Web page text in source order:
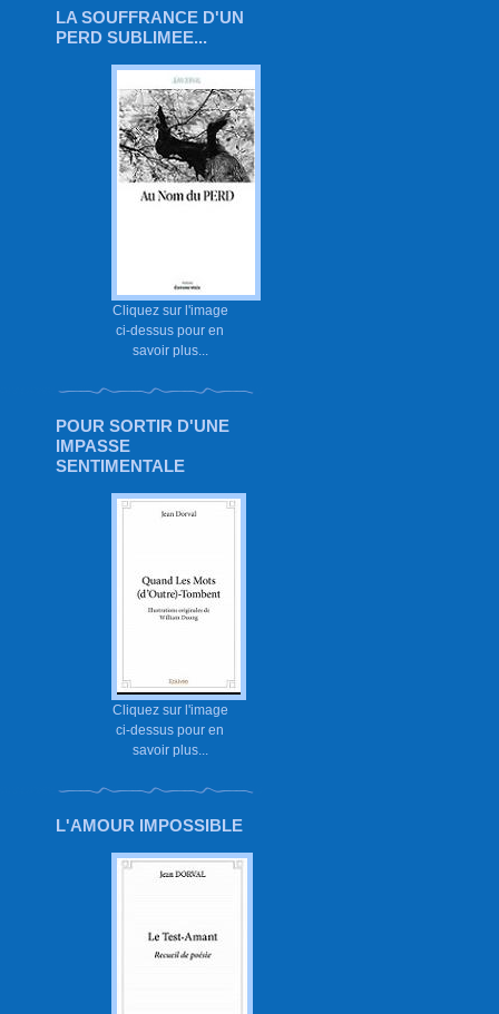
LA SOUFFRANCE D'UN
PERD SUBLIMEE...
Cliquez sur l'image
ci-dessus pour en
savoir plus...
POUR SORTIR D'UNE
IMPASSE
SENTIMENTALE
Cliquez sur l'image
ci-dessus pour en
savoir plus...
L'AMOUR IMPOSSIBLE